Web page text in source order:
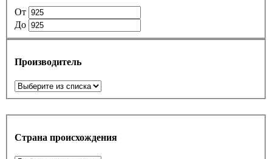
От
До
Производитель
Страна происхождения